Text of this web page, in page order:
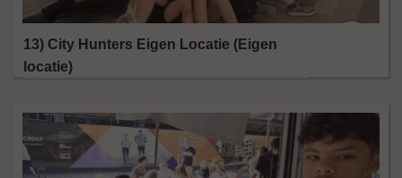
13) City Hunters Eigen Locatie (Eigen
locatie)